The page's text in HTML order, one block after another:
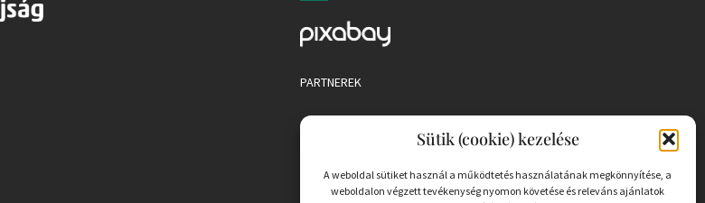
Sütik (cookie) kezelése
A weboldal sütiket használ a működtetés használatának megkönnyítése, a
weboldalon végzett tevékenység nyomon követése és releváns ajánlatok
PARTNEREK
COOKIE SZABÁLYZAT